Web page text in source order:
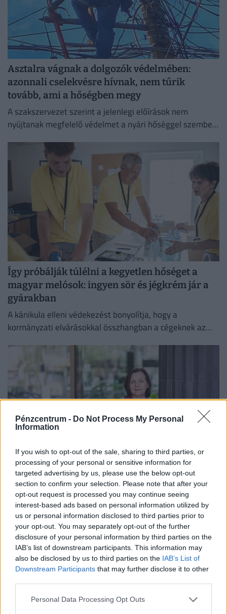
Pénzcentrum - Do Not Process My Personal
Information
If you wish to opt-out of the sale, sharing to third parties, or
processing of your personal or sensitive information for
targeted advertising by us, please use the below opt-out
section to confirm your selection. Please note that after your
opt-out request is processed you may continue seeing
interest-based ads based on personal information utilized by
us or personal information disclosed to third parties prior to
your opt-out. You may separately opt-out of the further
disclosure of your personal information by third parties on the
IAB’s list of downstream participants. This information may
also be disclosed by us to third parties on the IAB’s List of
Downstream Participants that may further disclose it to other
Personal Data Processing Opt Outs
Asztalra vágnak a dolgozók védelmében:
azonnali cselekvésre hívnak, nem tűrik
tovább, ami a hőségben megy
A szakszervezet szerint a jelenlegi előírások nem
nyújtanak megfelelő védelmet a nyári hőséggel szemben,
védelmében.
Így próbálják túlélni a kegyetlen hőséget a
magyar melósok: ingyen sör és jégkrém jár a
gyárakban
A kánikula elleni védekezést bonyolítja, hogy a
kormányzati elvárásokkal összhangban a cégeknek az
Így mehetsz hónapokra is szabadságra
anélkül, hogy rámenne az állásod: új
munkahelyi fogás ütötte fel a fejét
Magyarországon
Egy jól időzített és megtervezett karrierszünet nemcsak a
vezetőt, hanem a vállalkozást is új pályára állíthatja.